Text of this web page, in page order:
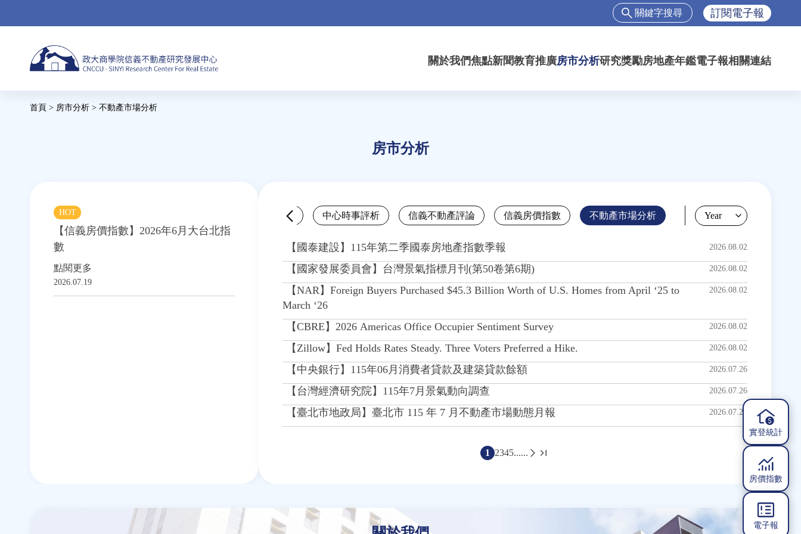
搜
表
單
搜
尋
訂閱電子報
關於我們焦點新聞教育推廣房市分析研究獎勵房地產年鑑電子報相關連結
首頁 > 房市分析 > 不動產市場分析
房市分析
HOT
【信義房價指數】2026年6月大台北指
數
點閱更多
2026.07.19
Back
top
房市科普 中心時事評析 信義不動產評論 信義房價指數 不動產市場分析
Year
【國泰建設】115年第二季國泰房地產指數季報 2026.08.02
【國家發展委員會】台灣景氣指標月刊(第50卷第6期) 2026.08.02
【NAR】Foreign Buyers Purchased $45.3 Billion Worth of U.S. Homes from April ‘25 to
March ‘26
2026.08.02
【CBRE】2026 Americas Office Occupier Sentiment Survey 2026.08.02
【Zillow】Fed Holds Rates Steady. Three Voters Preferred a Hike. 2026.08.02
【中央銀行】115年06月消費者貸款及建築貸款餘額 2026.07.26
【台灣經濟研究院】115年7月景氣動向調查 2026.07.26
【臺北市地政局】臺北市 115 年 7 月不動產市場動態月報 2026.07.26
1 2345......
to
實登統計
房價指數
電子報